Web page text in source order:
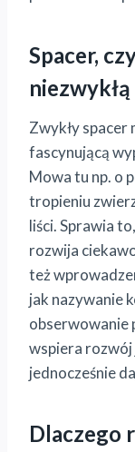
Spacer,
Zwykły spacer
fascynującą
Mowa tu np. o
tropieniu
liści. Sprawia
rozwija
też
jak nazywanie
obserwowanie
wspiera rozwój
jednocześnie
Dlaczego